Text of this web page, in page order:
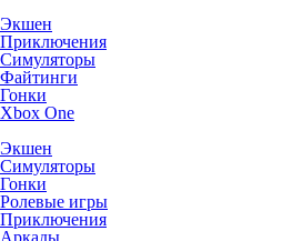
Экшен
Приключения
Симуляторы
Файтинги
Гонки
Xbox One
Экшен
Симуляторы
Гонки
Ролевые игры
Приключения
Аркады